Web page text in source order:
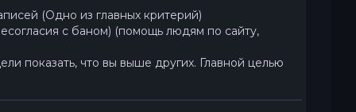
(Одно из главных критерий)
с баном) (помощь людям по сайту,
показать, что вы выше других. Главной целью